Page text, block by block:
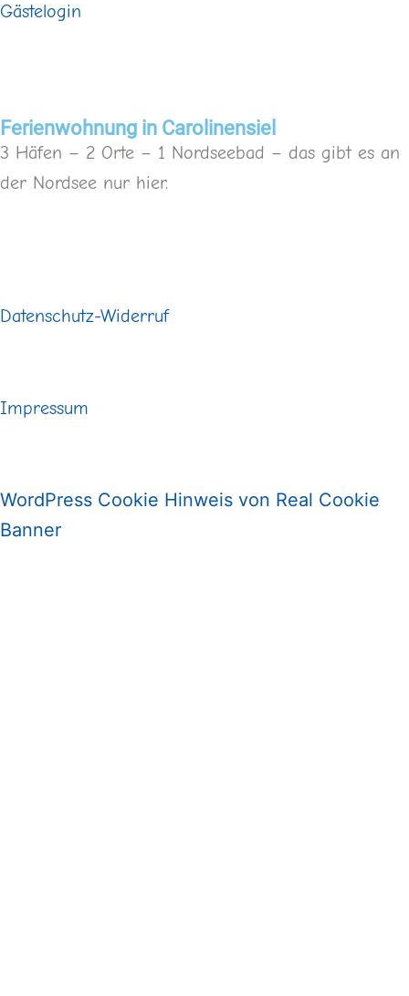
Gästelogin
Ferienwohnung in Carolinensiel
3 Häfen – 2 Orte – 1 Nordseebad – das gibt es an
der Nordsee nur hier.
Datenschutz-Widerruf
Impressum
WordPress Cookie Hinweis von Real Cookie
Banner